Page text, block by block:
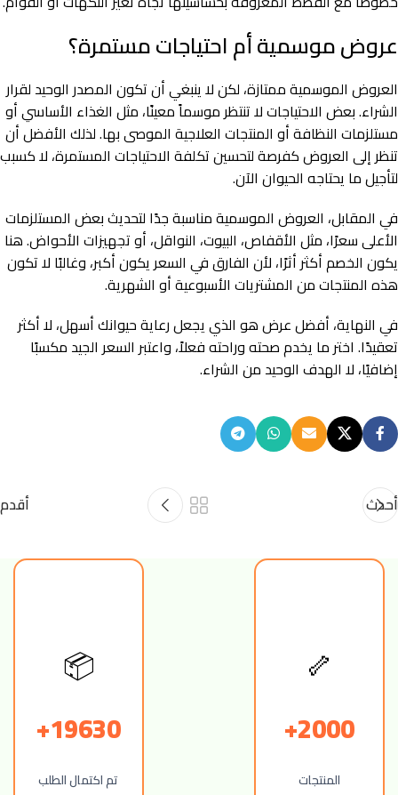
عروض موسمية أم احتياجات مستمرة؟
العروض الموسمية ممتازة، لكن لا ينبغي أن تكون المصدر الوحيد لقرار
الشراء. بعض الاحتياجات لا تنتظر موسماً معينًا، مثل الغذاء الأساسي أو
مستلزمات النظافة أو المنتجات العلاجية الموصى بها. لذلك الأفضل أن
تنظر إلى العروض كفرصة لتحسين تكلفة الاحتياجات المستمرة، لا كسبب
لتأجيل ما يحتاجه الحيوان الآن.
في المقابل، العروض الموسمية مناسبة جدًا لتحديث بعض المستلزمات
الأعلى سعرًا، مثل الأقفاص، البيوت، النواقل، أو تجهيزات الأحواض. هنا
يكون الخصم أكثر أثرًا، لأن الفارق في السعر يكون أكبر، وغالبًا لا تكون
هذه المنتجات من المشتريات الأسبوعية أو الشهرية.
في النهاية، أفضل عرض هو الذي يجعل رعاية حيوانك أسهل، لا أكثر
تعقيدًا. اختر ما يخدم صحته وراحته فعلاً، واعتبر السعر الجيد مكسبًا
إضافيًا، لا الهدف الوحيد من الشراء.
أحدث أقدم
🦴
2000+
المنتجات
📦
19630+
تم اكتمال الطلب